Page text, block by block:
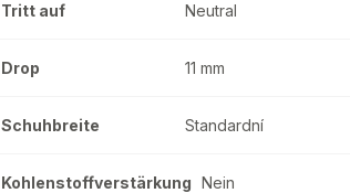
Tritt auf Neutral
Drop 11 mm
Schuhbreite Standardní
Kohlenstoffverstärkung Nein